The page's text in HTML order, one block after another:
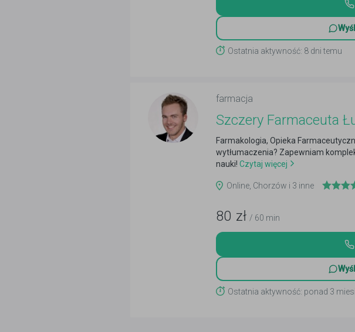
Ostatnia aktywność: 8 dni temu
farmacja
Szczery Farmaceuta
Farmakologia, Opieka
wytłumaczenia? Zapewniam
nauki! Czytaj więcej
Online, Chorzów i 3 inne
80 zł / 60 min
Ostatnia aktywność: ponad 3